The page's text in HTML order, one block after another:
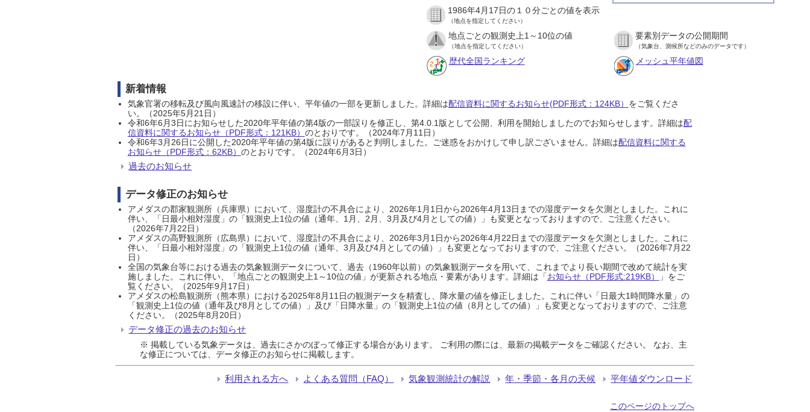
1986年4月17日の１０分ごとの値を表示
（地点を指定してください）
地点ごとの観測史上1～10位の値
（地点を指定してください）
要素別データの公開期間
（気象台、測候所などのみのデータです）
歴代全国ランキング メッシュ平年値図
新着情報
気象官署の移転及び風向風速計の移設に伴い、平年値の一部を更新しました。詳細は配信資料に関するお知らせ(PDF形式：124KB） をご覧くださ
い。（2025年5月21日）
令和6年6月3日にお知らせした2020年平年値の第4版の一部誤りを修正し、第4.0.1版として公開、利用を開始しましたのでお知らせします。詳細は配
信資料に関するお知らせ（PDF形式：121KB） のとおりです。（2024年7月11日）
令和6年3月26日に公開した2020年平年値の第4版に誤りがあると判明しました。ご迷惑をおかけして申し訳ございません。詳細は配信資料に関する
お知らせ（PDF形式：62KB） のとおりです。（2024年6月3日）
過去のお知らせ
データ修正のお知らせ
アメダスの郡家観測所（兵庫県）において、湿度計の不具合により、2026年1月1日から2026年4月13日までの湿度データを欠測としました。これに
伴い、「日最小相対湿度」の「観測史上1位の値（通年、1月、2月、3月及び4月としての値）」も変更となっておりますので、ご注意ください。
（2026年7月22日）
アメダスの高野観測所（広島県）において、湿度計の不具合により、2026年3月1日から2026年4月22日までの湿度データを欠測としました。これに
伴い、「日最小相対湿度」の「観測史上1位の値（通年、3月及び4月としての値）」も変更となっておりますので、ご注意ください。（2026年7月22
日）
全国の気象台等における過去の気象観測データについて、過去（1960年以前）の気象観測データを用いて、これまでより長い期間で改めて統計を実
施しました。これに伴い、「地点ごとの観測史上1～10位の値」が更新される地点・要素があります。詳細は「お知らせ（PDF形式:219KB）
」をご
覧ください。（2025年9月17日）
アメダスの松島観測所（熊本県）における2025年8月11日の観測データを精査し、降水量の値を修正しました。これに伴い「日最大1時間降水量」の
「観測史上1位の値（通年及び8月としての値）」及び「日降水量」の「観測史上1位の値（8月としての値）」も変更となっておりますので、ご注意
ください。（2025年8月20日）
データ修正の過去のお知らせ
※ 掲載している気象データは、過去にさかのぼって修正する場合があります。 ご利用の際には、最新の掲載データをご確認ください。 なお、主
な修正については、データ修正のお知らせに掲載します。
利用される方へ よくある質問（FAQ） 気象観測統計の解説 年・季節・各月の天候 平年値ダウンロード
このページのトップへ